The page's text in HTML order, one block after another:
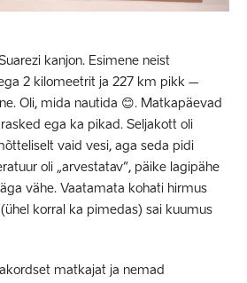
kanjon. Esimene neist
2 kilomeetrit ja 227 km pikk –
Oli, mida nautida 😊. Matkapäevad
ega ka pikad. Seljakott oli
vaid vesi, aga seda pidi
oli „arvestatav“, päike lagipähe
vähe. Vaatamata kohati hirmus
korral ka pimedas) sai kuumus
matkajat ja nemad